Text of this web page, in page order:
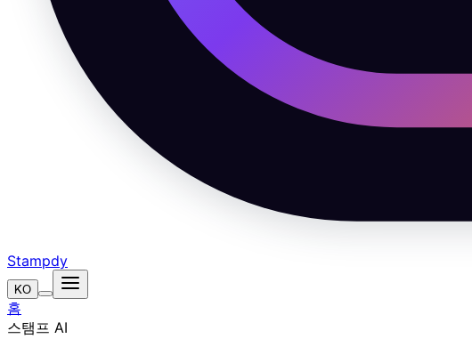
Stampdy
KO
홈
스탬프 AI